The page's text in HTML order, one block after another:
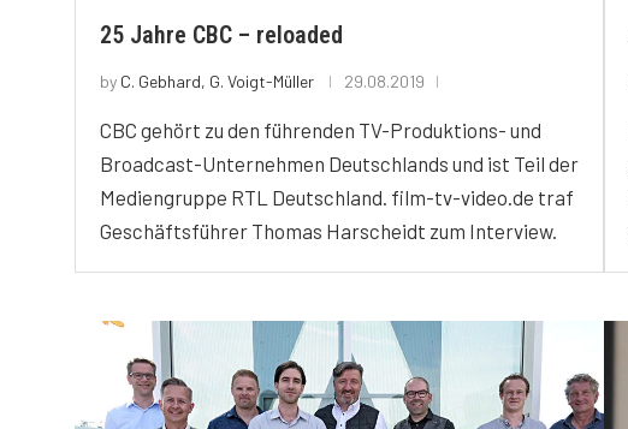
25 Jahre CBC – reloaded
by C. Gebhard, G. Voigt-Müller 29.08.2019
CBC gehört zu den führenden TV-Produktions- und
Broadcast-Unternehmen Deutschlands und ist Teil der
Mediengruppe RTL Deutschland. film-tv-video.de traf
Geschäftsführer Thomas Harscheidt zum Interview.